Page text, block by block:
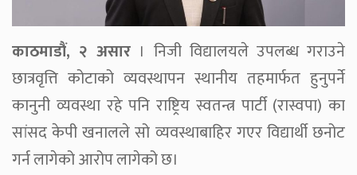
काठमाडौं, २ असार । निजी विद्यालयले उपलब्ध गराउने
छात्रवृत्ति कोटाको व्यवस्थापन स्थानीय तहमार्फत हुनुपर्ने
कानुनी व्यवस्था रहे पनि राष्ट्रिय स्वतन्त्र पार्टी (रास्वपा) का
सांसद केपी खनालले सो व्यवस्थाबाहिर गएर विद्यार्थी छनोट
गर्न लागेको आरोप लागेको छ।